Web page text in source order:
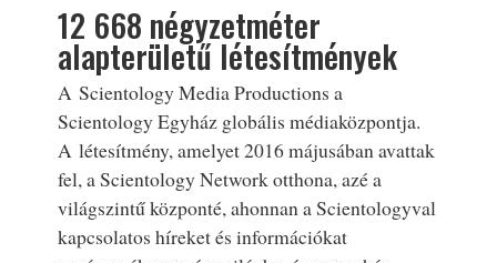
12 668 négyzetméter
alapterületű létesítmények
A Scientology Media Productions a
Scientology Egyház globális médiaközpontja.
A létesítmény, amelyet 2016 májusában avattak
fel, a Scientology Network otthona, azé a
világszintű központé, ahonnan a Scientologyval
kapcsolatos híreket és információkat